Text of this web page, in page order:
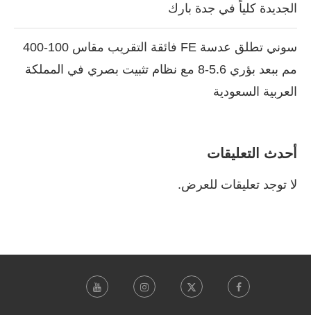
الجديدة كلياً في جدة بارك
سوني تطلق عدسة FE فائقة التقريب مقاس 100-400
مم ببعد بؤري 5.6-8 مع نظام تثبيت بصري في المملكة
العربية السعودية
أحدث التعليقات
لا توجد تعليقات للعرض.